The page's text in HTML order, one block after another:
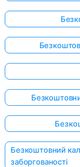
Безкоштовний
заборгованості